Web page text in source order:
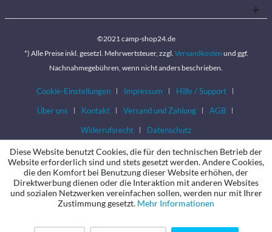
©2021 camp-shop24.de
*) Alle Preise inkl. gesetzl. Mehrwertsteuer, zzgl. Versandkosten und ggf.
Nachnahmegebühren, wenn nicht anders beschrieben.
Cookie-Einstellungen Impressum
Hilfe / Support
Über uns
Kontakt Versand und Zahlung
AGB
Widerrufsrecht
Datenschutz
Diese Website benutzt Cookies, die für den technischen Betrieb der
Website erforderlich sind und stets gesetzt werden. Andere Cookies,
die den Komfort bei Benutzung dieser Website erhöhen, der
Direktwerbung dienen oder die Interaktion mit anderen Websites
und sozialen Netzwerken vereinfachen sollen, werden nur mit Ihrer
Zustimmung gesetzt. Mehr Informationen